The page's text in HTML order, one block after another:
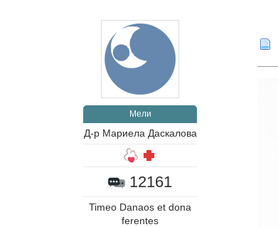
Мели
Д-р Мариела Даскалова
12161
Timeo Danaos et dona
ferentes